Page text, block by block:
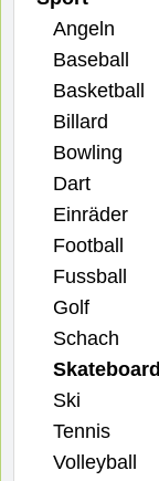
Angeln
Baseball
Basketball
Billard
Bowling
Dart
Einräder
Football
Fussball
Golf
Schach
Skateboard
Ski
Tennis
Volleyball